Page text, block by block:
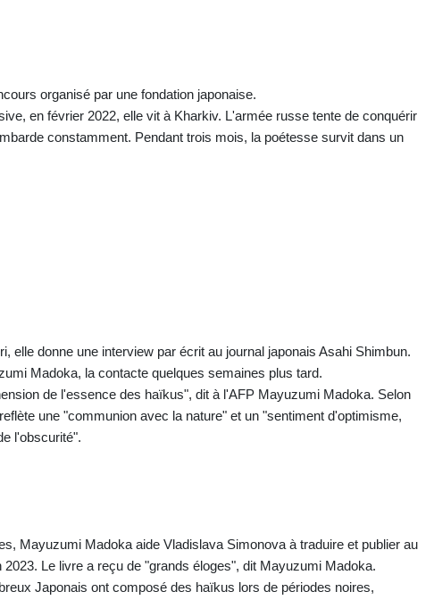
organisé par une fondation japonaise.
en février 2022, elle vit à Kharkiv. L'armée russe tente de conquérir
constamment. Pendant trois mois, la poétesse survit dans un
elle donne une interview par écrit au journal japonais Asahi Shimbun.
Madoka, la contacte quelques semaines plus tard.
de l'essence des haïkus", dit à l'AFP Mayuzumi Madoka. Selon
une "communion avec la nature" et un "sentiment d'optimisme,
l'obscurité".
Mayuzumi Madoka aide Vladislava Simonova à traduire et publier au
Le livre a reçu de "grands éloges", dit Mayuzumi Madoka.
Japonais ont composé des haïkus lors de périodes noires,